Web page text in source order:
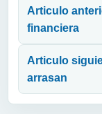
Articulo
financiera
Articulo
arrasan